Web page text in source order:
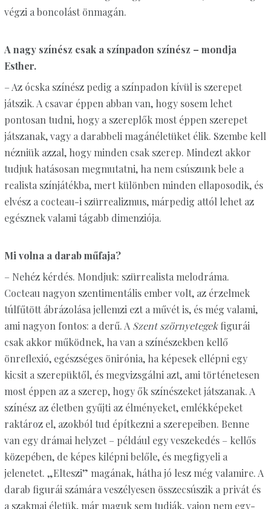
végzi a boncolást önmagán.
A nagy színész csak a színpadon színész – mondja
Esther.
– Az ócska színész pedig a színpadon kívül is szerepet
játszik. A csavar éppen abban van, hogy sosem lehet
pontosan tudni, hogy a szereplők most éppen szerepet
játszanak, vagy a darabbeli magánéletüket élik. Szembe kell
nézniük azzal, hogy minden csak szerep. Mindezt akkor
tudjuk hatásosan megmutatni, ha nem csúszunk bele a
realista színjátékba, mert különben minden ellaposodik, és
elvész a cocteau-i szürrealizmus, márpedig attól lehet az
egésznek valami tágabb dimenziója.
Mi volna a darab műfaja?
– Nehéz kérdés. Mondjuk: szürrealista melodráma.
Cocteau nagyon szentimentális ember volt, az érzelmek
túlfűtött ábrázolása jellemzi ezt a művét is, és még valami,
ami nagyon fontos: a derű. A Szent szörnyetegekfigurái
csak akkor működnek, ha van a színészekben kellő
önreflexió, egészséges önirónia, ha képesek ellépni egy
kicsit a szerepüktől, és megvizsgálni azt, ami történetesen
most éppen az a szerep, hogy ők színészeket játszanak. A
színész az életben gyűjti az élményeket, emlékképeket
raktároz el, azokból tud építkezni a szerepeiben. Benne
van egy drámai helyzet – például egy veszekedés – kellős
közepében, de képes kilépni belőle, és megfigyeli a
jelenetet. „Elteszi” magának, hátha jó lesz még valamire. A
darab figurái számára veszélyesen összecsúszik a privát és
a szakmai életük, már maguk sem tudják, vajon nem egy-